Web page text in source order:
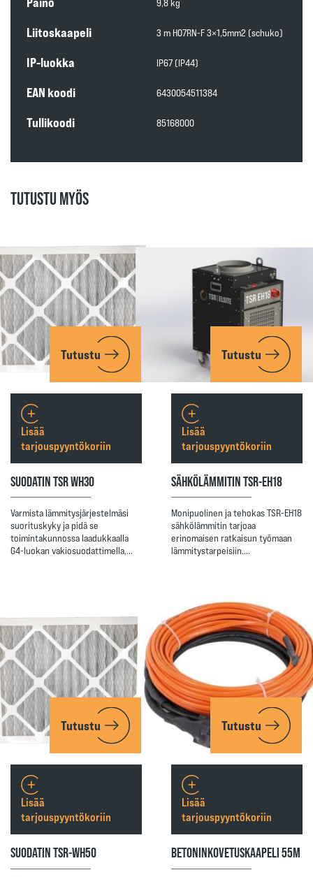
Liitoskaapeli 3 m H07RN-F 3×1,5mm2 (schuko)
IP-luokka IP67 (IP44)
EAN koodi 6430054511384
Tullikoodi 85168000
TUTUSTU MYÖS
Tutustu
SUODATIN TSR WH30
Varmista lämmitysjärjestelmäsi
suorituskyky ja pidä se
toimintakunnossa laadukkaalla
G4-luokan vakiosuodattimella,…
Lisää
tarjouspyyntökoriin
Tutustu
SÄHKÖLÄMMITIN TSR-EH18
Monipuolinen ja tehokas TSR-EH18
sähkölämmitin tarjoaa
erinomaisen ratkaisun työmaan
lämmitystarpeisiin.…
Lisää
tarjouspyyntökoriin
Tutustu
SUODATIN TSR-WH50
Lisää
tarjouspyyntökoriin
Tutustu
BETONINKOVETUSKAAPELI 55M
Lisää
tarjouspyyntökoriin